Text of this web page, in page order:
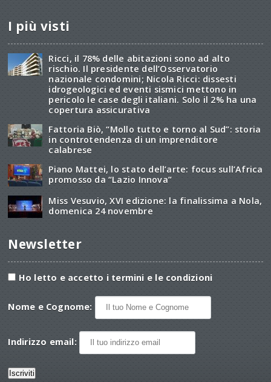
I più visti
Ricci, il 78% delle abitazioni sono ad alto
rischio. Il presidente dell’Osservatorio
nazionale condomini; Nicola Ricci: dissesti
idrogeologici ed eventi sismici mettono in
pericolo le case degli italiani. Solo il 2% ha una
copertura assicurativa
Fattoria Biò, “Mollo tutto e torno al Sud”: storia
in controtendenza di un imprenditore
calabrese
Piano Mattei, lo stato dell’arte: focus sull’Africa
promosso da “Lazio Innova”
Miss Vesuvio, XVI edizione: la finalissima a Nola,
domenica 24 novembre
Newsletter
Ho letto e accetto i termini e le condizioni
Nome e Cognome:
Indirizzo email: